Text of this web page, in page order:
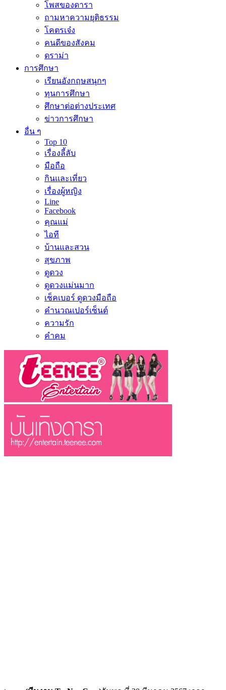
โพสของดารา
ถามหาความยุติธรรม
โคตรเจ๋ง
คนดีของสังคม
ดราม่า
การศึกษา
เรียนอังกฤษสนุกๆ
ทุนการศึกษา
ศึกษาต่อต่างประเทศ
ข่าวการศึกษา
อื่น ๆ
Top 10
เรื่องลี้ลับ
มือถือ
กินและเที่ยว
เรื่องผู้หญิง
Line
Facebook
คุณแม่
ไอที
บ้านและสวน
สุขภาพ
ดูดวง
ดูดวงแม่นมาก
เช็คเบอร์ ดูดวงมือถือ
คำนวณเปอร์เซ็นต์
ความรัก
คำคม